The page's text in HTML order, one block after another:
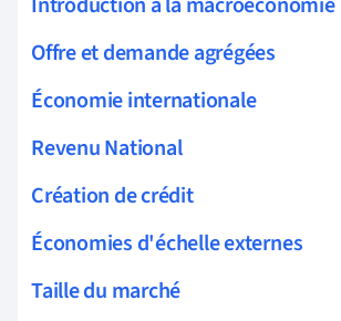
Offre et demande agrégées
Économie internationale
Revenu National
Création de crédit
Économies d'échelle externes
Taille du marché